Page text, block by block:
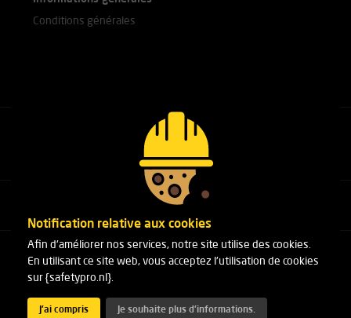
Conditions générales
Appelez nos experts
+31(0)76 751 25 18
Arduinstraat 20
4827 HK Breda
Téléphone: +31(0)76 751 25 18
E-mail : info@safetypro.nl
Notification relative aux cookies
Afin d'améliorer nos services, notre site utilise des cookies.
En utilisant ce site web, vous acceptez l'utilisation de cookies
sur {safetypro.nl}.
J'ai compris Je souhaite plus d'informations.